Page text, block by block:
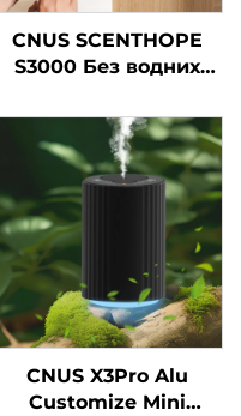
CNUS SCENTHOPE
S3000 Без водних
повітряних
диспенсерів
Акрильний
автоматичний
дифузер ароматики
Дифузійна система
Ароматична машина
CNUS X3Pro Alu
Customize Mini